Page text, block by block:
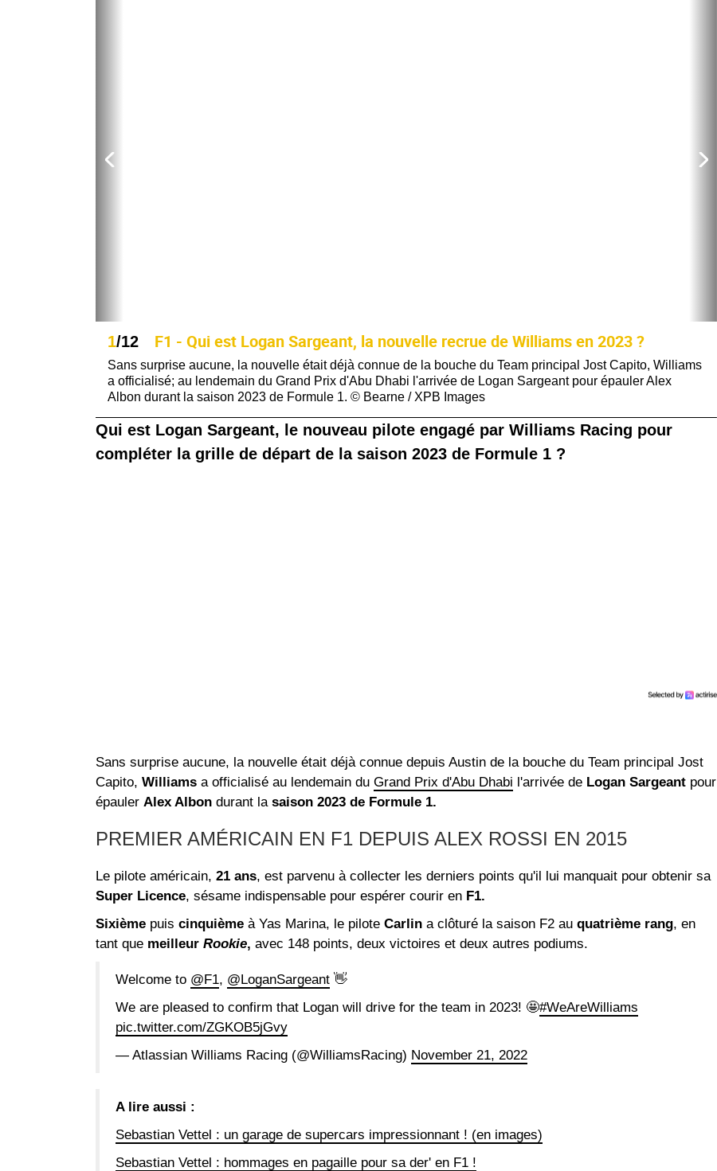
1/12 F1 - Qui est Logan Sargeant, la nouvelle recrue de Williams en 2023 ?
Sans surprise aucune, la nouvelle était déjà connue de la bouche du Team principal Jost Capito, Williams
a officialisé; au lendemain du Grand Prix d'Abu Dhabi l'arrivée de Logan Sargeant pour épauler Alex
Albon durant la saison 2023 de Formule 1. © Bearne / XPB Images
Qui est Logan Sargeant, le nouveau pilote engagé par Williams Racing pour
compléter la grille de départ de la saison 2023 de Formule 1 ?
Sans surprise aucune, la nouvelle était déjà connue depuis Austin de la bouche du Team principal Jost
Capito, Williamsa officialisé au lendemain du Grand Prix d'Abu Dhabi l'arrivée de Logan Sargeantpour
épauler Alex Albondurant la saison 2023 de Formule 1.
PREMIER AMÉRICAIN EN F1 DEPUIS ALEX ROSSI EN 2015
Le pilote américain, 21 ans, est parvenu à collecter les derniers points qu'il lui manquait pour obtenir sa
Super Licence, sésame indispensable pour espérer courir en F1.
Sixièmepuis cinquièmeà Yas Marina, le pilote Carlina clôturé la saison F2 au quatrième rang, en
tant que meilleur Rookie, avec 148 points, deux victoires et deux autres podiums.
Welcome to @F1, @LoganSargeant👋
We are pleased to confirm that Logan will drive for the team in 2023! 🤩#WeAreWilliams
pic.twitter.com/ZGKOB5jGvy
— Atlassian Williams Racing (@WilliamsRacing) November 21, 2022
A lire aussi :
Sebastian Vettel : un garage de supercars impressionnant ! (en images)
Sebastian Vettel : hommages en pagaille pour sa der' en F1 !